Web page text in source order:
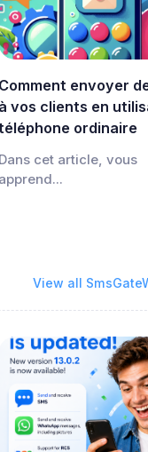
Comment envoyer
à vos clients en
ordinaire
Dans cet article, vous
apprend...
View all